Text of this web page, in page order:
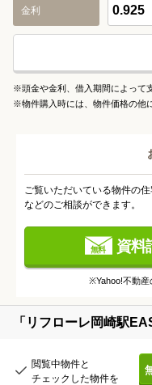
金利
※頭金や金利、借入期間によって
※物件購入時には、物件価格の他
ご覧いただいている物件の
などのご相談ができます。
資料
※Yahoo!不動産
「リフローレ岡崎駅
閲覧中物件と
チェックした物件を